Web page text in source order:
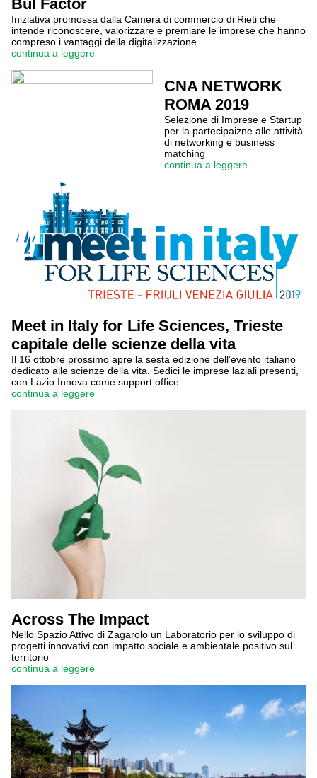
Bul Factor
Iniziativa promossa dalla Camera di commercio di Rieti che
intende riconoscere, valorizzare e premiare le imprese che hanno
compreso i vantaggi della digitalizzazione
continua a leggere
CNA NETWORK
ROMA 2019
Selezione di Imprese e Startup
per la partecipaizne alle attività
di networking e business
matching
continua a leggere
Meet in Italy for Life Sciences, Trieste
capitale delle scienze della vita
Il 16 ottobre prossimo apre la sesta edizione dell’evento italiano
dedicato alle scienze della vita. Sedici le imprese laziali presenti,
con Lazio Innova come support office
continua a leggere
Across The Impact
Nello Spazio Attivo di Zagarolo un Laboratorio per lo sviluppo di
progetti innovativi con impatto sociale e ambientale positivo sul
territorio
continua a leggere